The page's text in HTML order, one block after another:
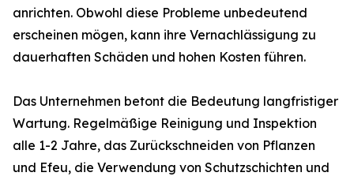
anrichten. Obwohl diese Probleme unbedeutend
erscheinen mögen, kann ihre Vernachlässigung zu
dauerhaften Schäden und hohen Kosten führen.
Das Unternehmen betont die Bedeutung langfristiger
Wartung. Regelmäßige Reinigung und Inspektion
alle 1-2 Jahre, das Zurückschneiden von Pflanzen
und Efeu, die Verwendung von Schutzschichten und